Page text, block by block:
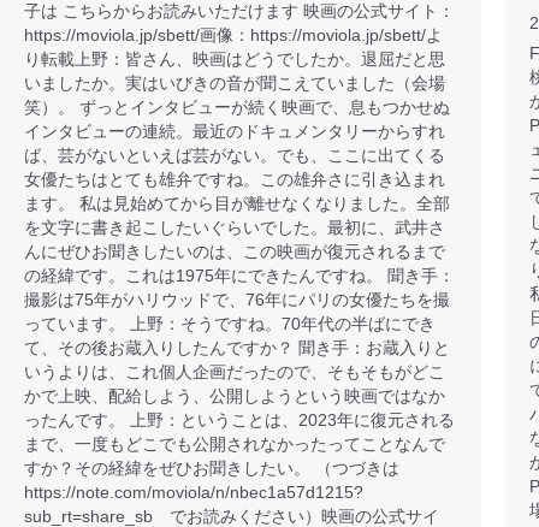
子は こちらからお読みいただけます 映画の公式サイト：
https://moviola.jp/sbett/画像：https://moviola.jp/sbett/よ
り転載上野：皆さん、映画はどうでしたか。退屈だと思
いましたか。実はいびきの音が聞こえていました（会場
笑）。 ずっとインタビューが続く映画で、息もつかせぬ
インタビューの連続。最近のドキュメンタリーからすれ
ば、芸がないといえば芸がない。でも、ここに出てくる
女優たちはとても雄弁ですね。この雄弁さに引き込まれ
ます。 私は見始めてから目が離せなくなりました。全部
を文字に書き起こしたいぐらいでした。最初に、武井さ
んにぜひお聞きしたいのは、この映画が復元されるまで
の経緯です。これは1975年にできたんですね。 聞き手：
撮影は75年がハリウッドで、76年にパリの女優たちを撮
っています。 上野：そうですね。70年代の半ばにでき
て、その後お蔵入りしたんですか？ 聞き手：お蔵入りと
いうよりは、これ個人企画だったので、そもそもがどこ
かで上映、配給しよう、公開しようという映画ではなか
ったんです。 上野：ということは、2023年に復元される
まで、一度もどこでも公開されなかったってことなんで
すか？その経緯をぜひお聞きしたい。 （つづきは
https://note.com/moviola/n/nbec1a57d1215?
sub_rt=share_sb でお読みください）映画の公式サイ